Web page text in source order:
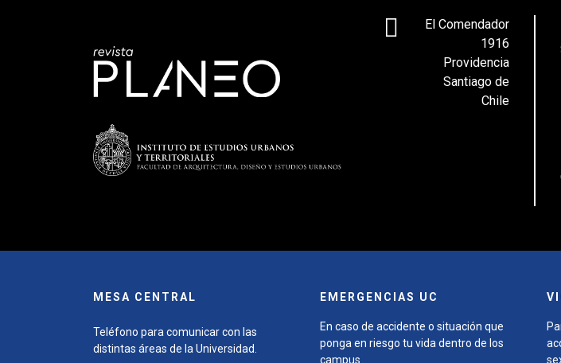
El Comendador
1916
Providencia
Santiago de
Chile
MESA CENTRAL
Teléfono para comunicar con las
distintas áreas de la Universidad.
EMERGENCIAS UC
En caso de accidente o situación que
ponga en riesgo tu vida dentro de los
campus.